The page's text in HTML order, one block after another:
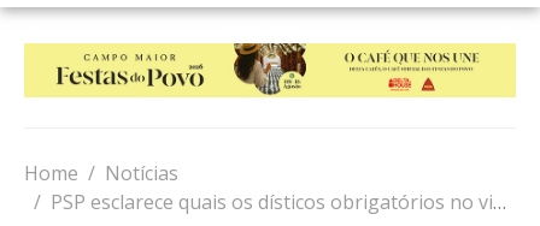
Home
Notícias
PSP esclarece quais os dísticos obrigatórios no vidro do carro